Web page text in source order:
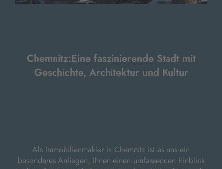
Chemnitz:Eine faszinierende Stadt mit
Geschichte, Architektur und Kultur
Als Immobilienmakler in Chemnitz ist es uns ein
besonderes Anliegen, Ihnen einen umfassenden Einblick